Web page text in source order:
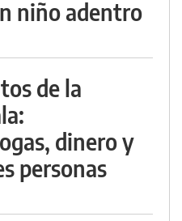
niño adentro
de la
dinero y
personas